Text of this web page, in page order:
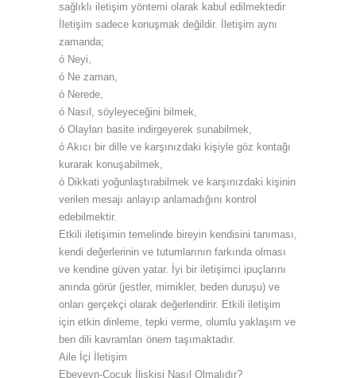
sağlıklı iletişim yöntemi olarak kabul edilmektedir
İletişim sadece konuşmak değildir. İletişim aynı
zamanda;
ó Neyi,
ó Ne zaman,
ó Nerede,
ó Nasıl, söyleyeceğini bilmek,
ó Olayları basite indirgeyerek sunabilmek,
ó Akıcı bir dille ve karşınızdaki kişiyle göz kontağı
kurarak konuşabilmek,
ó Dikkati yoğunlaştırabilmek ve karşınızdaki kişinin
verilen mesajı anlayıp anlamadığını kontrol
edebilmektir.
Etkili iletişimin temelinde bireyin kendisini tanıması,
kendi değerlerinin ve tutumlarının farkında olması
ve kendine güven yatar. İyi bir iletişimci ipuçlarını
anında görür (jestler, mimikler, beden duruşu) ve
onları gerçekçi olarak değerlendirir. Etkili iletişim
için etkin dinleme, tepki verme, olumlu yaklaşım ve
ben dili kavramları önem taşımaktadır.
Aile İçi İletişim
Ebeveyn-Çocuk İlişkisi Nasıl Olmalıdır?